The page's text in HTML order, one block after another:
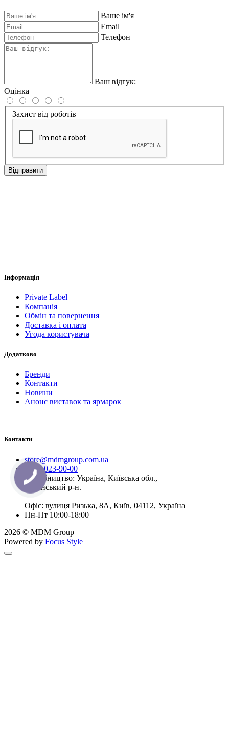
Ваше ім'я
Email
Телефон
Ваш відгук:
Оцінка
Захист від роботів
Відправити
Інформація
Private Label
Компанія
Обмін та повернення
Доставка і оплата
Угода користувача
Додатково
Бренди
Контакти
Новини
Анонс виставок та ярмарок
Контакти
store@mdmgroup.com.ua
(099) 023-90-00
Виробництво: Україна, Київська обл.,
Бучанський р-н.
Офіс: вулиця Ризька, 8А, Київ, 04112, Україна
Пн-Пт 10:00-18:00
2026 © MDM Group
Powered by Focus Style